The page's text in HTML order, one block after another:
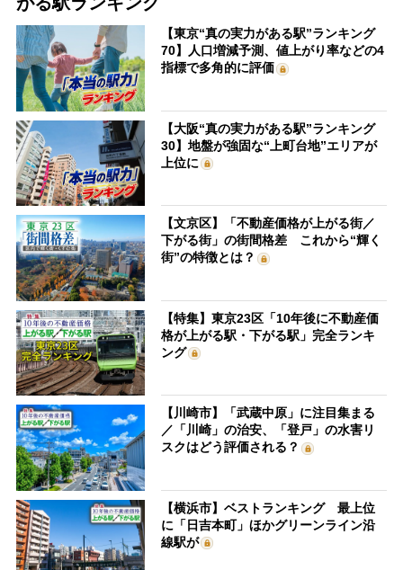
【東京“真の実力がある駅”ランキング
70】人口増減予測、値上がり率などの4
指標で多角的に評価
【大阪“真の実力がある駅”ランキング
30】地盤が強固な“上町台地”エリアが
上位に
【文京区】「不動産価格が上がる街／
下がる街」の街間格差 これから“輝く
街”の特徴とは？
【特集】東京23区「10年後に不動産価
格が上がる駅・下がる駅」完全ランキ
ング
【川崎市】「武蔵中原」に注目集まる
／「川崎」の治安、「登戸」の水害リ
スクはどう評価される？
【横浜市】ベストランキング 最上位
に「日吉本町」ほかグリーンライン沿
線駅が